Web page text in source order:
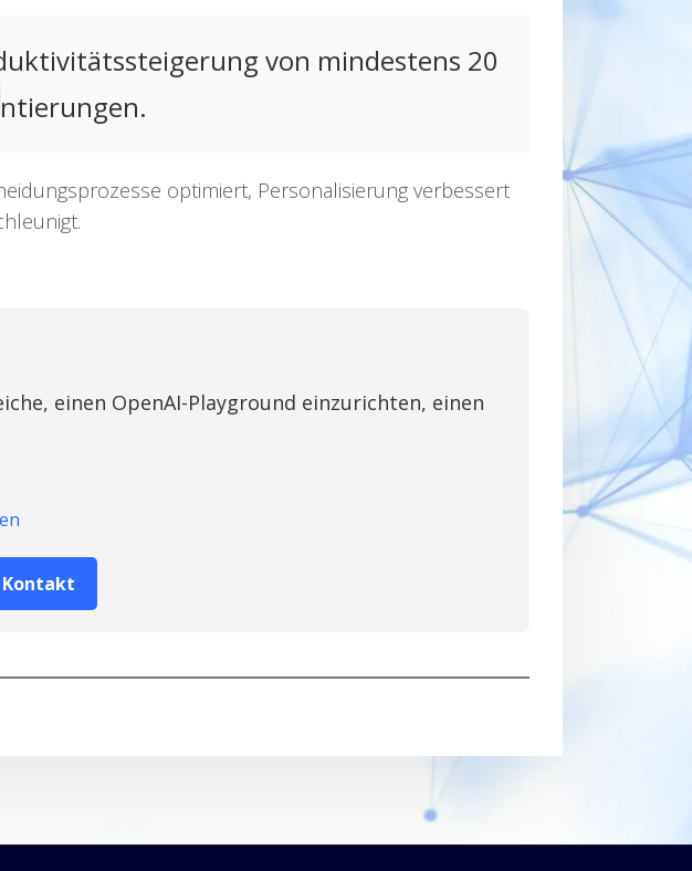
von mindestens 20
optimiert, Personalisierung verbessert
einen OpenAI-Playground einzurichten, einen
Kontakt